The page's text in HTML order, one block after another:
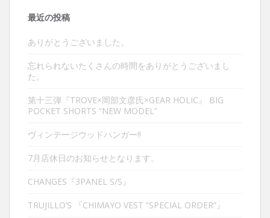
最近の投稿
ありがとうございました。
忘れられないたくさんの時間をありがとうございまし
た。
第十三弾『TROVE×岡部文彦氏×GEAR HOLIC』 BIG
POCKET SHORTS “NEW MODEL”
ヴィンテージウッドハンガー‼︎
7月店休日のお知らせとなります。
CHANGES『3PANEL S/S』
TRUJILLO’S 『CHIMAYO VEST “SPECIAL ORDER”』